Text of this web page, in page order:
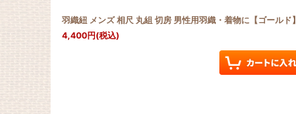
羽織紐 メンズ 相尺 丸組 切房 男性用羽織・着物に【ゴールド】
4,400円(税込)